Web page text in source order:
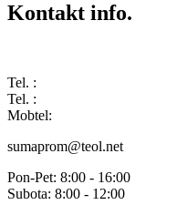
Kontakt info.
Tel. :
Tel. :
Mobtel:
sumaprom@teol.net
Pon-Pet: 8:00 - 16:00
Subota: 8:00 - 12:00